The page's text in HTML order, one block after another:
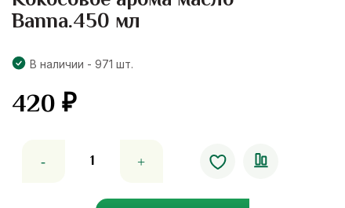
Banna.450 мл
В наличии - 971 шт.
420₽
товара